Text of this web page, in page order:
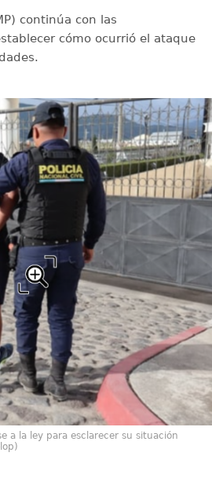
continúa con las
cómo ocurrió el ataque
a la ley para esclarecer su situación